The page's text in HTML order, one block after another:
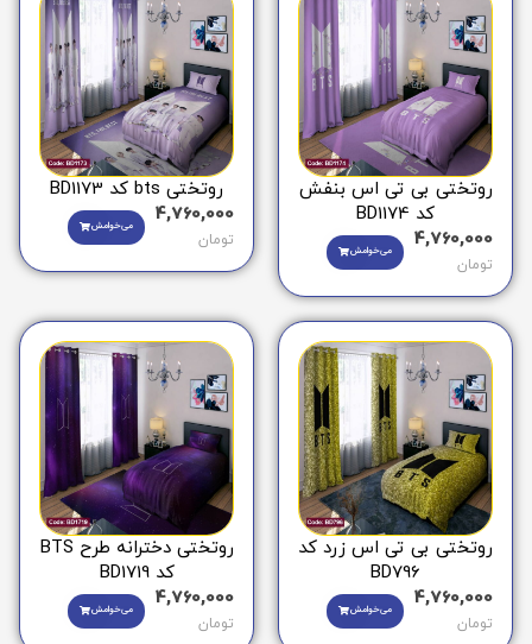
روتختی بی تی اس بنفش
کد BD1174
4,760,000
تومان
می‌خوامش
روتختی bts کد BD1173
4,760,000
تومان
می‌خوامش
روتختی بی تی اس زرد کد
BD796
4,760,000
تومان
می‌خوامش
روتختی دخترانه طرح BTS
کد BD1719
4,760,000
تومان
می‌خوامش